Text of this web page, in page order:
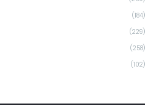
(184)
(229)
(258)
(102)